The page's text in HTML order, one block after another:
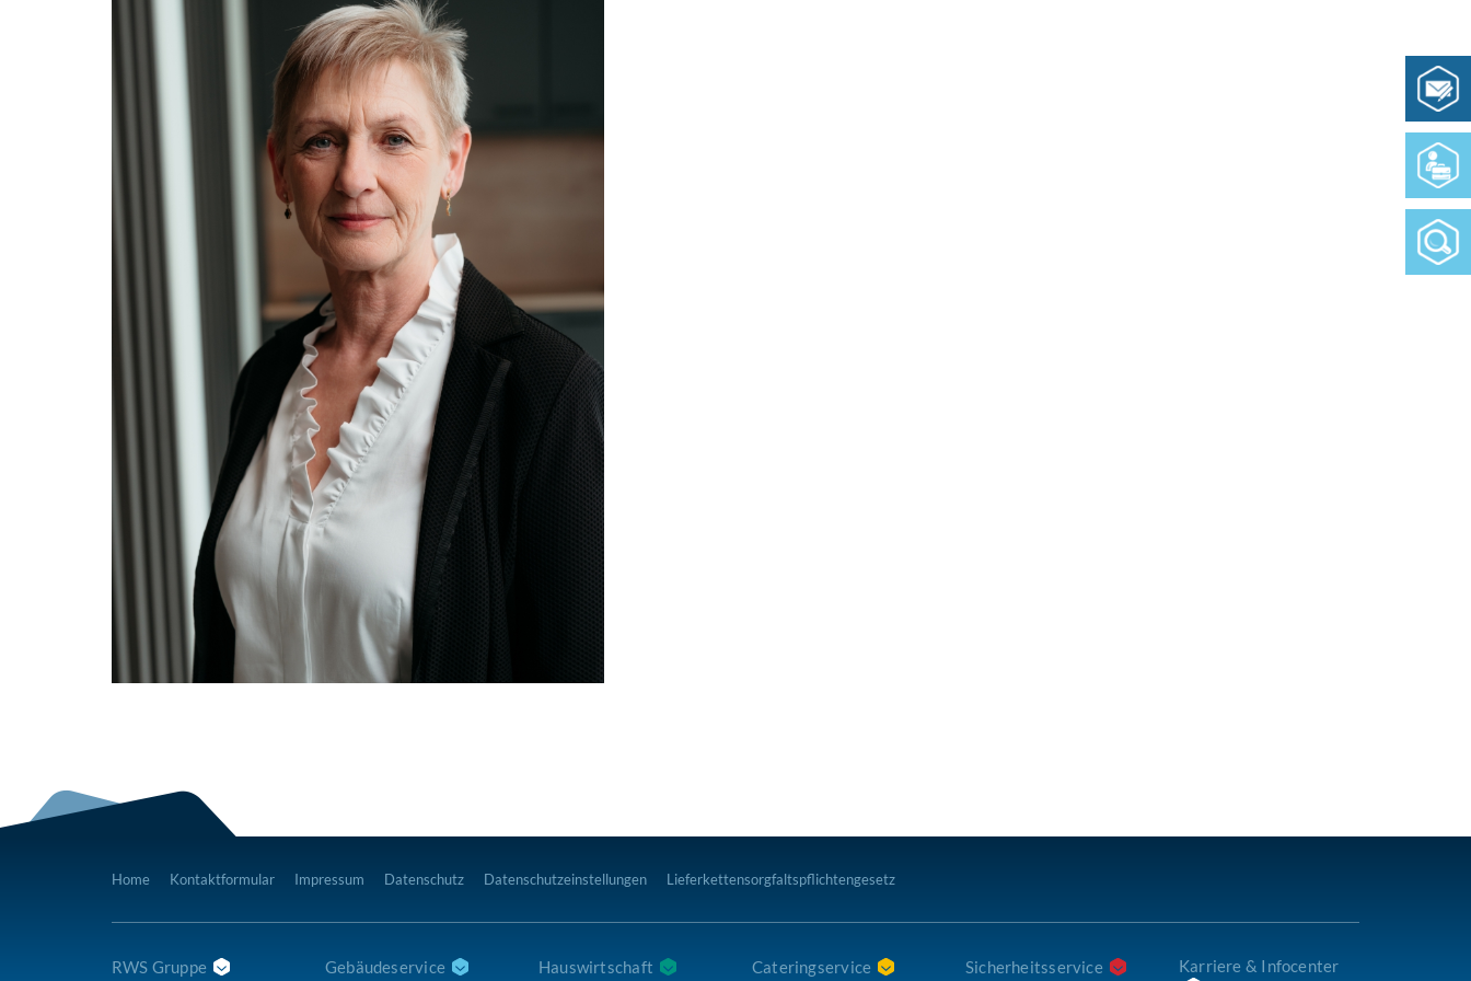
Home Kontaktformular Impressum Datenschutz Datenschutzeinstellungen Lieferkettensorgfaltspflichtengesetz
RWS Gruppe Gebäudeservice Hauswirtschaft Cateringservice Sicherheitsservice Karriere & Infocenter